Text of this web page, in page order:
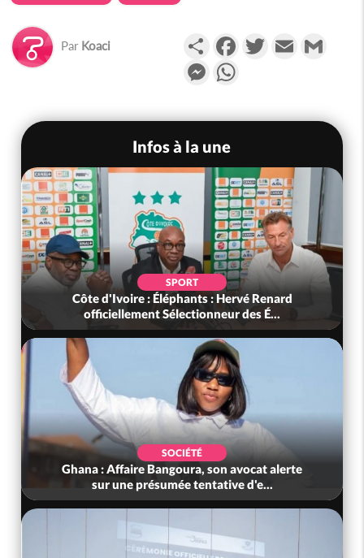
Par Koaci PartagerFacebookTwitterEmail
Messenger
Infos à la une
SPORT
Côte d'Ivoire : Éléphants : Hervé Renard
officiellement Sélectionneur des É...
SOCIÉTÉ
Ghana : Affaire Bangoura, son avocat alerte
sur une présumée tentative d'e...